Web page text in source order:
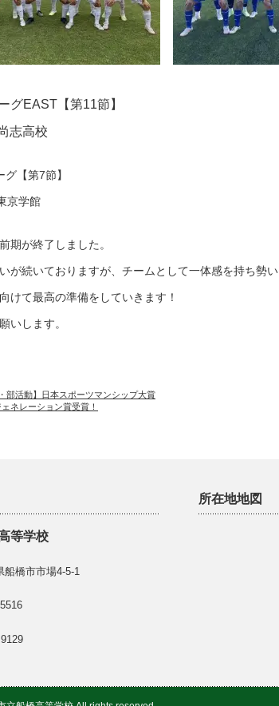
グEAST【第11節】
志高校
【第7節】
京学館
期が終了しました。
が続いておりますが、チームとして一体感を持ち勢
けて最高の準備をしていきます！
いします。
部活動】日本スポーツマンシップ大賞
ネレーション賞受賞！
等学校
船橋市市場4-5-1
所在地地図